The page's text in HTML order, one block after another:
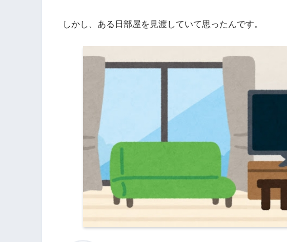
しかし、ある日部屋を見渡していて思ったんです。